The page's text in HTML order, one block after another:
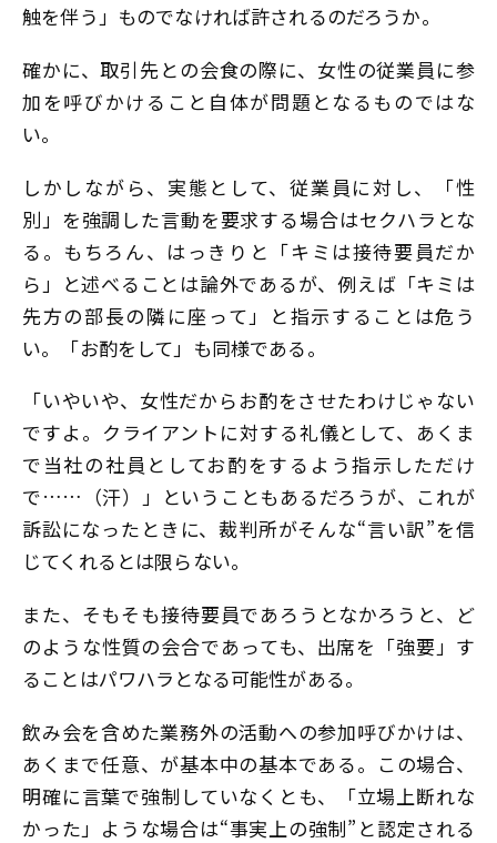
触を伴う」ものでなければ許されるのだろうか。
確かに、取引先との会食の際に、女性の従業員に参
加を呼びかけること自体が問題となるものではな
い。
しかしながら、実態として、従業員に対し、「性
別」を強調した言動を要求する場合はセクハラとな
る。もちろん、はっきりと「キミは接待要員だか
ら」と述べることは論外であるが、例えば「キミは
先方の部長の隣に座って」と指示することは危う
い。「お酌をして」も同様である。
「いやいや、女性だからお酌をさせたわけじゃない
ですよ。クライアントに対する礼儀として、あくま
で当社の社員としてお酌をするよう指示しただけ
で……（汗）」ということもあるだろうが、これが
訴訟になったときに、裁判所がそんな“言い訳”を信
じてくれるとは限らない。
また、そもそも接待要員であろうとなかろうと、ど
のような性質の会合であっても、出席を「強要」す
ることはパワハラとなる可能性がある。
飲み会を含めた業務外の活動への参加呼びかけは、
あくまで任意、が基本中の基本である。この場合、
明確に言葉で強制していなくとも、「立場上断れな
かった」ような場合は“事実上の強制”と認定される